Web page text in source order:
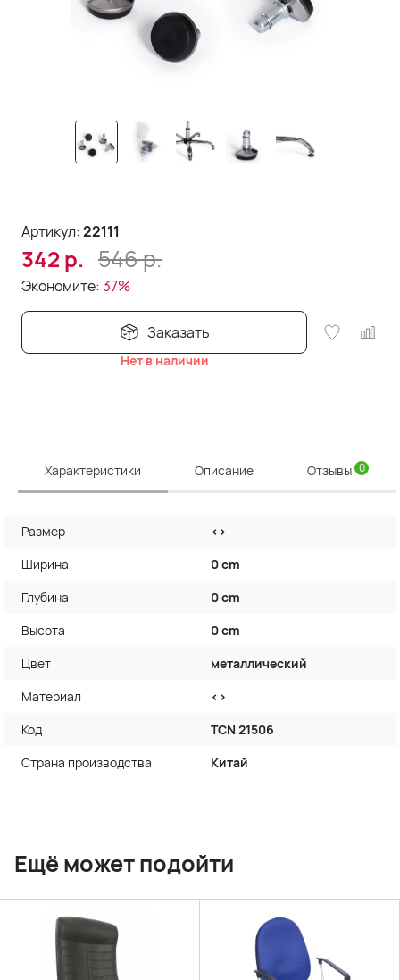
Артикул:22111
342р. 546р.
Экономите:37%
Заказать
Нет в наличии
Характеристики Описание Отзывы 0
Размер
<>
Ширина
0 cm
Глубина
0 cm
Высота
0 cm
Цвет
металлический
Материал
<>
Код
TCN 21506
Страна производства
Китай
Ещё может подойти